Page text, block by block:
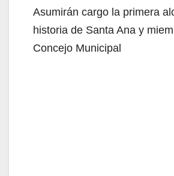
Asumirán cargo la primera
historia de Santa Ana y
Concejo Municipal